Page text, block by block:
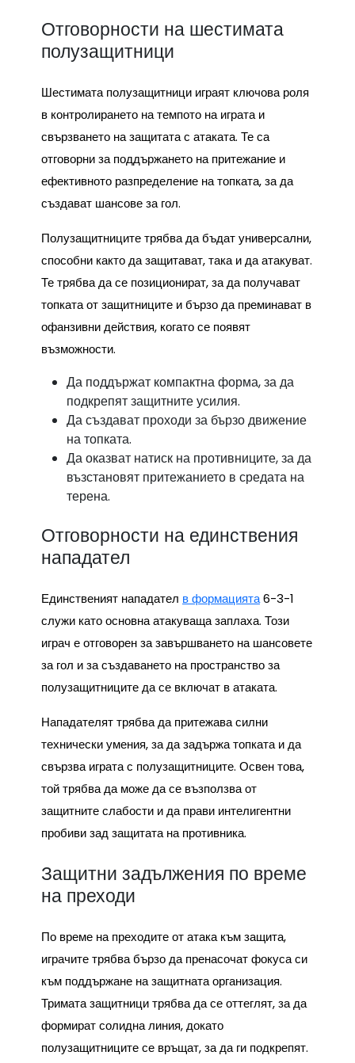
Отговорности на шестимата
полузащитници
Шестимата полузащитници играят ключова роля
в контролирането на темпото на играта и
свързването на защитата с атаката. Те са
отговорни за поддържането на притежание и
ефективното разпределение на топката, за да
създават шансове за гол.
Полузащитниците трябва да бъдат универсални,
способни както да защитават, така и да атакуват.
Те трябва да се позиционират, за да получават
топката от защитниците и бързо да преминават в
офанзивни действия, когато се появят
възможности.
Да поддържат компактна форма, за да
подкрепят защитните усилия.
Да създават проходи за бързо движение
на топката.
Да оказват натиск на противниците, за да
възстановят притежанието в средата на
терена.
Отговорности на единствения
нападател
Единственият нападател в формацията6-3-1
служи като основна атакуваща заплаха. Този
играч е отговорен за завършването на шансовете
за гол и за създаването на пространство за
полузащитниците да се включат в атаката.
Нападателят трябва да притежава силни
технически умения, за да задържа топката и да
свързва играта с полузащитниците. Освен това,
той трябва да може да се възползва от
защитните слабости и да прави интелигентни
пробиви зад защитата на противника.
Защитни задължения по време
на преходи
По време на преходите от атака към защита,
играчите трябва бързо да пренасочат фокуса си
към поддържане на защитната организация.
Тримата защитници трябва да се оттеглят, за да
формират солидна линия, докато
полузащитниците се връщат, за да ги подкрепят.